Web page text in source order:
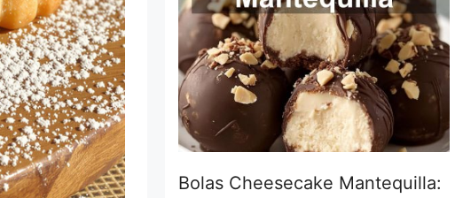
Bolas Cheesecake Mantequilla: